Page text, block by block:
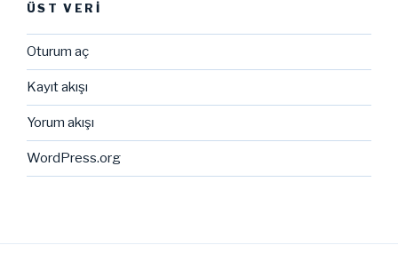
ÜST VERI
Oturum aç
Kayıt akışı
Yorum akışı
WordPress.org